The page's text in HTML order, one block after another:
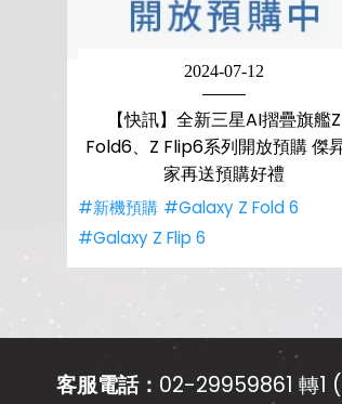
2024-07-12
【快訊】全新三星AI摺疊旗艦Z
Fold6、Z Flip6系列開放預購 傑
家再送預購好禮
#新機預購 #Galaxy Z Fold 6
#Galaxy Z Flip 6
客服電話： 02-29959861 轉1